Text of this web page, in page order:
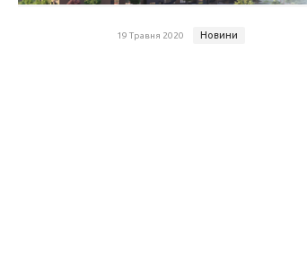
19 Травня 2020 Новини